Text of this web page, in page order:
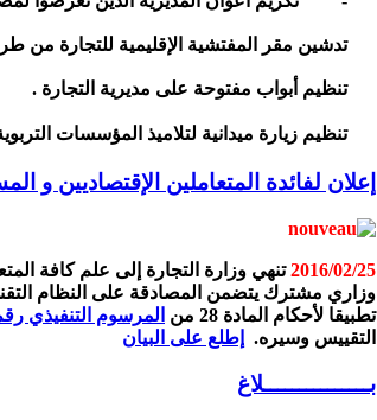
تدشين مقر المفتشية الإقليمية للتجارة من
تنظيم أبواب مفتوحة على مديرية التجارة .
تنظيم زيارة ميدانية لتلاميذ المؤسسات
إعلان لفائدة المتعاملين الإقتصاديين و
2016/02/25تنهي وزارة التجارة إلى علم كافة
وزاري مشترك يتضمن المصادقة على النظام
تطبيقا لأحكام المادة 28 من
المرسوم التنفيذي رقم 05-
التقييس وسيره.
إطلع على البيان
بـــــــــــــــلاغ